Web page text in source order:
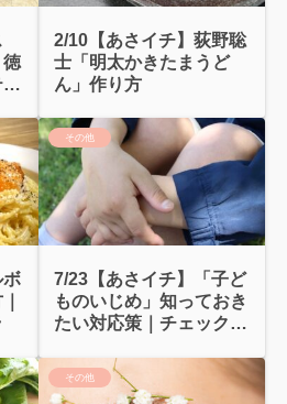
徳
2/10【あさイチ】荻野聡
士「明太かきたまうど
ん」作り方
ボ
その他
7/23【あさイチ】「子ど
ものいじめ」知っておき
たい対応策｜チェックシ
その他